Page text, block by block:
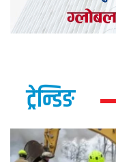
ट्रेन्डिङ